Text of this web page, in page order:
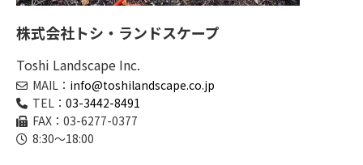
株式会社トシ・ランドスケープ
Toshi Landscape Inc.
MAIL： info@toshilandscape.co.jp
TEL： 03-3442-8491
FAX：03-6277-0377
8:30～18:00